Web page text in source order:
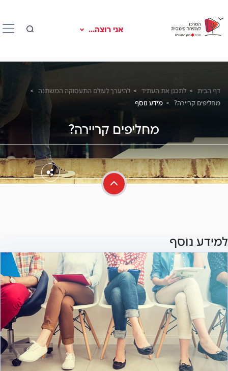
אני רוצה...
דף הבית לתכנן את העתיד
להיערך לעולם התעסוקה המשתנה
מחליפים קריירה?
מידע נוסף
מחליפים קריירה?
למידע נוסף